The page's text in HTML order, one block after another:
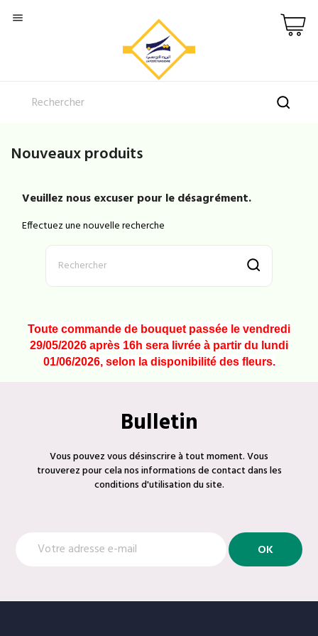

Nouveaux produits
Veuillez nous excuser pour le désagrément.
Effectuez une nouvelle recherche
Toute commande de bouquet passée le vendredi
29/05/2026 après 16h sera livrée à partir du lundi
01/06/2026, selon la disponibilité des fleurs.
Bulletin
Vous pouvez vous désinscrire à tout moment. Vous
trouverez pour cela nos informations de contact dans les
conditions d'utilisation du site.